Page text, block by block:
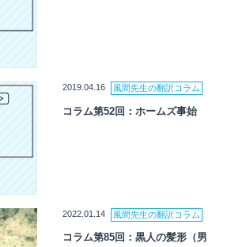
2019.04.16 風間先生の翻訳コラム
コラム第52回：ホームズ事始
2022.01.14 風間先生の翻訳コラム
コラム第85回：黒人の髪形（男